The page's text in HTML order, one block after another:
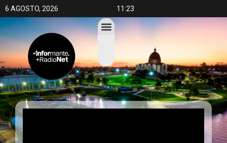
6 AGOSTO, 2026 11:23